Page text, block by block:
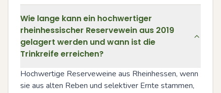
Wie lange kann ein hochwertiger
rheinhessischer Reservewein aus 2019
gelagert werden und wann ist die
Trinkreife erreichen?
Hochwertige Reserveweine aus Rheinhessen, wenn
sie aus alten Reben und selektiver Ernte stammen,